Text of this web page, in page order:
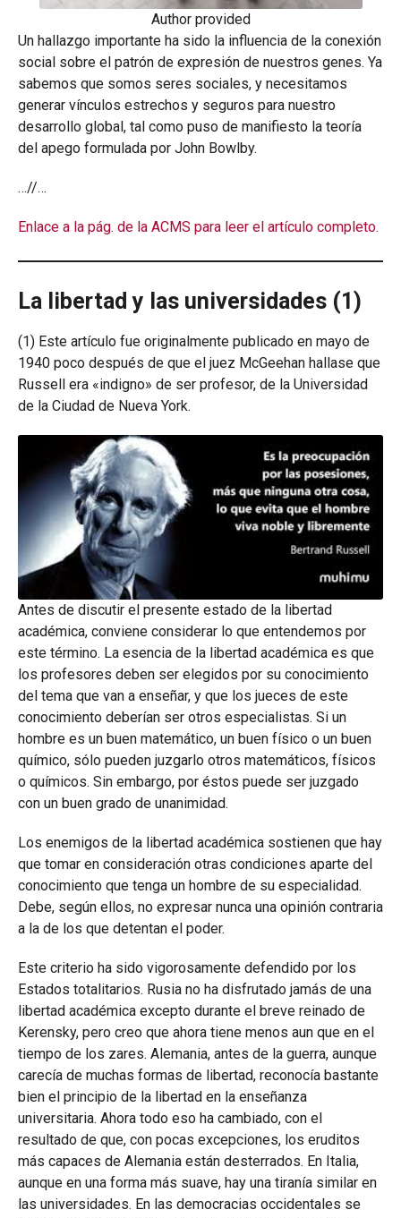
Author provided
Un hallazgo importante ha sido la influencia de la conexión
social sobre el patrón de expresión de nuestros genes. Ya
sabemos que somos seres sociales, y necesitamos
generar vínculos estrechos y seguros para nuestro
desarrollo global, tal como puso de manifiesto la teoría
del apego formulada por John Bowlby.
…//…
Enlace a la pág. de la ACMS para leer el artículo completo.
La libertad y las universidades (1)
(1) Este artículo fue originalmente publicado en mayo de
1940 poco después de que el juez McGeehan hallase que
Russell era «indigno» de ser profesor, de la Universidad
de la Ciudad de Nueva York.
Antes de discutir el presente estado de la libertad
académica, conviene considerar lo que entendemos por
este término. La esencia de la libertad académica es que
los profesores deben ser elegidos por su conocimiento
del tema que van a enseñar, y que los jueces de este
conocimiento debe­rían ser otros especialistas. Si un
hombre es un buen matemático, un buen físico o un buen
químico, sólo pueden juzgarlo otros matemáticos, físicos
o químicos. Sin embargo, por éstos puede ser juzgado
con un buen grado de unanimidad.
Los enemigos de la libertad académica sostienen que hay
que tomar en consideración otras condiciones aparte del
conocimiento que tenga un hombre de su especialidad.
Debe, según ellos, no expresar nunca una opinión contraria
a la de los que detentan el poder.
Este criterio ha sido vigorosamente defendido por los
Estados totalitarios. Rusia no ha disfrutado jamás de una
libertad académica excepto durante el breve reinado de
Kerensky, pero creo que ahora tiene menos aun que en el
tiempo de los zares. Alemania, antes de la guerra, aunque
carecía de muchas formas de libertad, reconocía bastante
bien el principio de la libertad en la enseñanza
universitaria. Ahora todo eso ha cambiado, con el
resultado de que, con po­cas excepciones, los eruditos
más capaces de Alemania están desterrados. En Italia,
aunque en una forma más suave, hay una tiranía similar en
las universidades. En las democracias occidentales se